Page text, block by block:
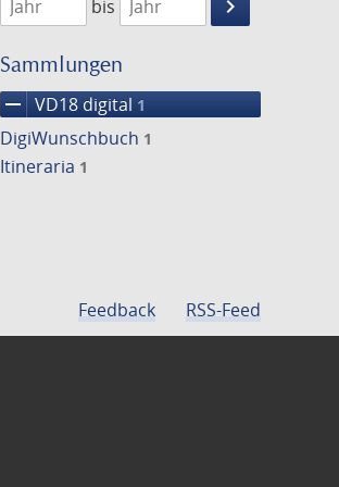
bis
keyboard_arrow_right
Suche
Sammlungen
remove VD18 digital 1
DigiWunschbuch 1
Itineraria 1
Feedback RSS-Feed